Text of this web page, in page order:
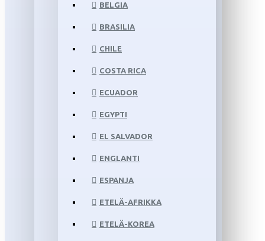
BELGIA
BRASILIA
CHILE
COSTA RICA
ECUADOR
EGYPTI
EL SALVADOR
ENGLANTI
ESPANJA
ETELÄ-AFRIKKA
ETELÄ-KOREA